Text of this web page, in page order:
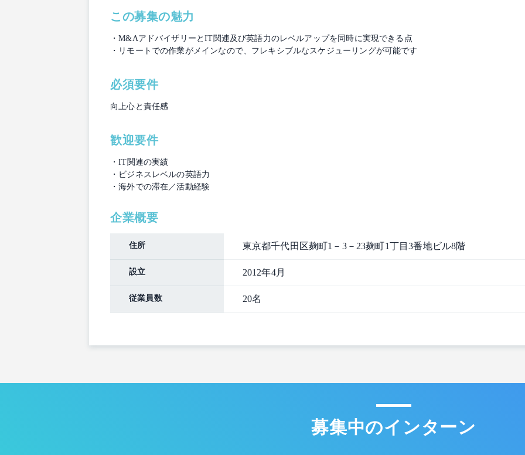
この募集の魅力
・M&AアドバイザリーとIT関連及び英語力のレベルアップを同時に実現できる点
・リモートでの作業がメインなので、フレキシブルなスケジューリングが可能です
必須要件
向上心と責任感
歓迎要件
・IT関連の実績
・ビジネスレベルの英語力
・海外での滞在／活動経験
企業概要
住所 東京都千代田区麹町1－3－23麹町1丁目3番地ビル8階
設立 2012年4月
従業員数 20名
募集中のインターン